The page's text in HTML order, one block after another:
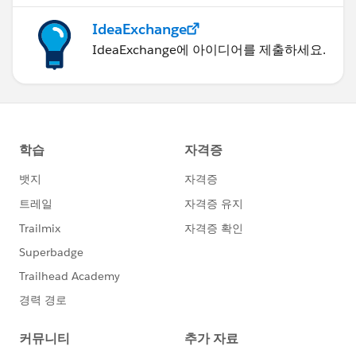
IdeaExchange
IdeaExchange에 아이디어를 제출하세요.